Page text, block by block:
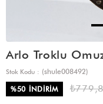
Arlo Troklu
Stok Kodu
(shule008492)
%50 İNDIRIM